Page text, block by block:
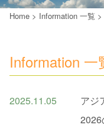
Home > Information 一覧 >
Information 一
2025.11.05
アジ
2026